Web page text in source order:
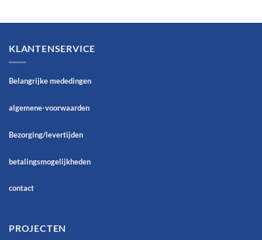
KLANTENSERVICE
Belangrijke mededingen
algemene-voorwaarden
Bezorging/levertijden
betalingsmogelijkheden
contact
PROJECTEN